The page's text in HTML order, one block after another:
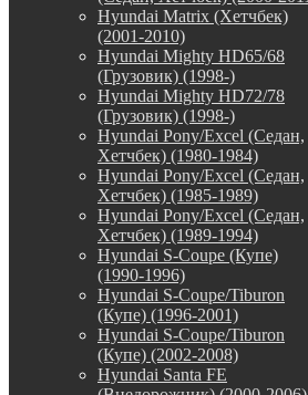
Hyundai Matrix (Хетчбек)
(2001-2010)
Hyundai Mighty HD65/68
(Грузовик) (1998-)
Hyundai Mighty HD72/78
(Грузовик) (1998-)
Hyundai Pony/Excel (Седан,
Хетчбек) (1980-1984)
Hyundai Pony/Excel (Седан,
Хетчбек) (1985-1989)
Hyundai Pony/Excel (Седан,
Хетчбек) (1989-1994)
Hyundai S-Coupe (Купе)
(1990-1996)
Hyundai S-Coupe/Tiburon
(Купе) (1996-2001)
Hyundai S-Coupe/Tiburon
(Купе) (2002-2008)
Hyundai Santa FE